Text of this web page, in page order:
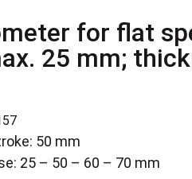
for flat
25 mm;
50 mm
25 – 50 – 60 – 70 mm